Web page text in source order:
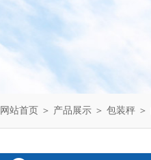
网站首页 ＞ 产品展示 ＞ 包装秤 ＞